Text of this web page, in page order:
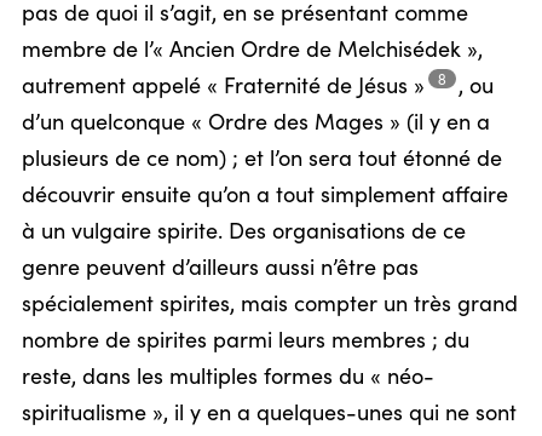
pas de quoi il s’agit, en se présentant comme
membre de l’« Ancien Ordre de Melchisédek »,
autrement appelé « Fraternité de Jésus » 8 , ou
d’un quelconque « Ordre des Mages » (il y en a
plusieurs de ce nom) ; et l’on sera tout étonné de
découvrir ensuite qu’on a tout simplement affaire
à un vulgaire spirite. Des organisations de ce
genre peuvent d’ailleurs aussi n’être pas
spécialement spirites, mais compter un très grand
nombre de spirites parmi leurs membres ; du
reste, dans les multiples formes du « néo-
spiritualisme », il y en a quelques-unes qui ne sont